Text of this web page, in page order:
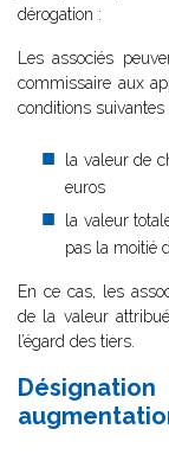
dérogation :
Les associés
commissaire aux
conditions
la valeur de
euros
la valeur
pas la moitié
En ce cas, les
de la valeur
l’égard des tiers.